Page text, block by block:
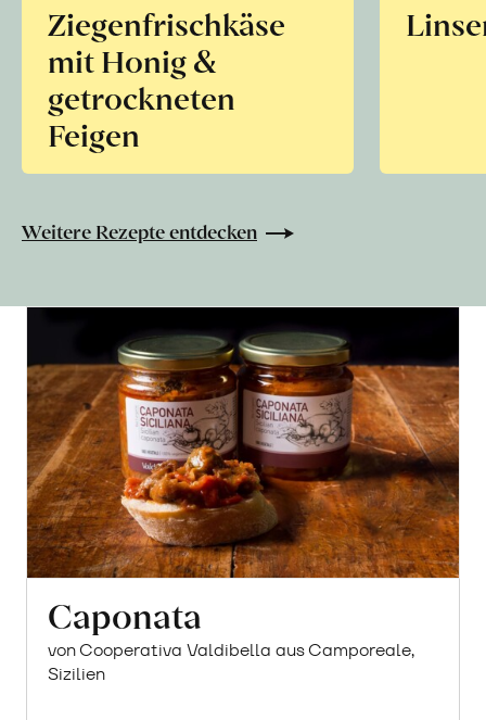
Ziegenfrischkäse
mit Honig &
getrockneten
Feigen
Weitere Rezepte entdecken
Caponata
von Cooperativa Valdibella aus Camporeale,
Sizilien